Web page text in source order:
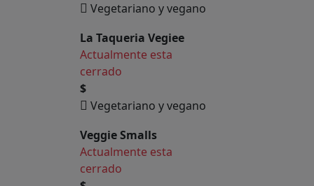
Vegetariano y vegano
La Taqueria Vegiee
Actualmente esta
cerrado
$
Vegetariano y vegano
Veggie Smalls
Actualmente esta
cerrado